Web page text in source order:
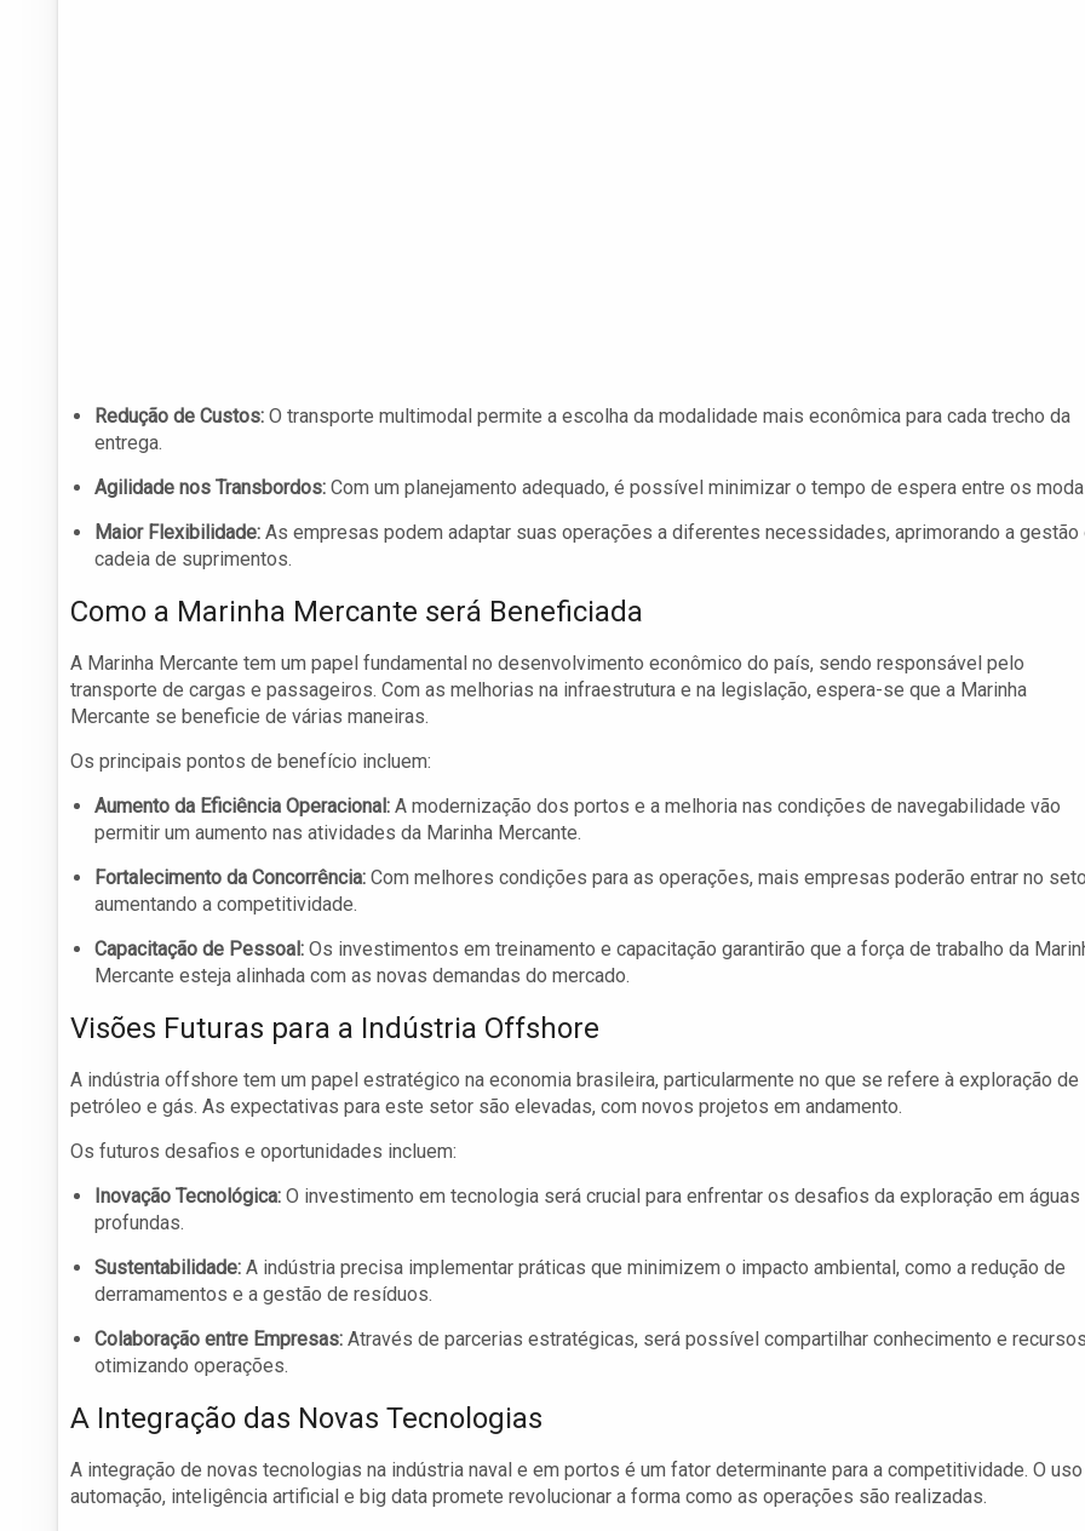
Redução de Custos: O transporte multimodal permite a escolha da modalidade mais econômica para cada trecho da
entrega.
Agilidade nos Transbordos: Com um planejamento adequado, é possível minimizar o tempo de espera entre os
Maior Flexibilidade: As empresas podem adaptar suas operações a diferentes necessidades, aprimorando a gestão
cadeia de suprimentos.
Como a Marinha Mercante será Beneficiada
A Marinha Mercante tem um papel fundamental no desenvolvimento econômico do país, sendo responsável pelo
transporte de cargas e passageiros. Com as melhorias na infraestrutura e na legislação, espera-se que a Marinha
Mercante se beneficie de várias maneiras.
Os principais pontos de benefício incluem:
Aumento da Eficiência Operacional: A modernização dos portos e a melhoria nas condições de navegabilidade vão
permitir um aumento nas atividades da Marinha Mercante.
Fortalecimento da Concorrência: Com melhores condições para as operações, mais empresas poderão entrar no
aumentando a competitividade.
Capacitação de Pessoal: Os investimentos em treinamento e capacitação garantirão que a força de trabalho da
Mercante esteja alinhada com as novas demandas do mercado.
Visões Futuras para a Indústria Offshore
A indústria offshore tem um papel estratégico na economia brasileira, particularmente no que se refere à exploração de
petróleo e gás. As expectativas para este setor são elevadas, com novos projetos em andamento.
Os futuros desafios e oportunidades incluem:
Inovação Tecnológica: O investimento em tecnologia será crucial para enfrentar os desafios da exploração em águas
profundas.
Sustentabilidade: A indústria precisa implementar práticas que minimizem o impacto ambiental, como a redução de
derramamentos e a gestão de resíduos.
Colaboração entre Empresas: Através de parcerias estratégicas, será possível compartilhar conhecimento e
otimizando operações.
A Integração das Novas Tecnologias
A integração de novas tecnologias na indústria naval e em portos é um fator determinante para a competitividade. O
automação, inteligência artificial e big data promete revolucionar a forma como as operações são realizadas.